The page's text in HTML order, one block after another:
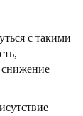
с такими
снижение